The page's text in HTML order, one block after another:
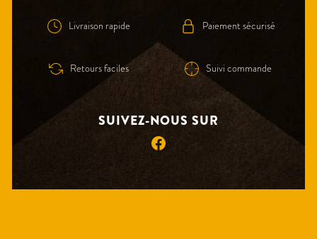
Livraison rapide Paiement sécurisé
Retours faciles Suivi commande
SUIVEZ-NOUS SUR